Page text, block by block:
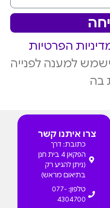
הפרטיות
למענה לפנייה
בה
צרו איתנו קשר
כתובת: דרך
הפקאן 4 בית חנן
(ניתן להגיע רק
בתיאום מראש)
טלפון: 077-
4304700